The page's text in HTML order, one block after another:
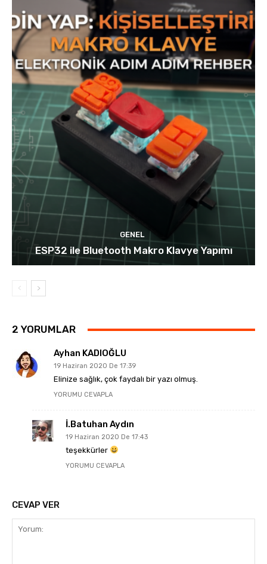
GENEL
ESP32 ile Bluetooth Makro Klavye Yapımı
2 YORUMLAR
Ayhan KADIOĞLU
19 Haziran 2020 De 17:39
Elinize sağlık, çok faydalı bir yazı olmuş.
YORUMU CEVAPLA
İ.Batuhan Aydın
19 Haziran 2020 De 17:43
teşekkürler
YORUMU CEVAPLA
CEVAP VER